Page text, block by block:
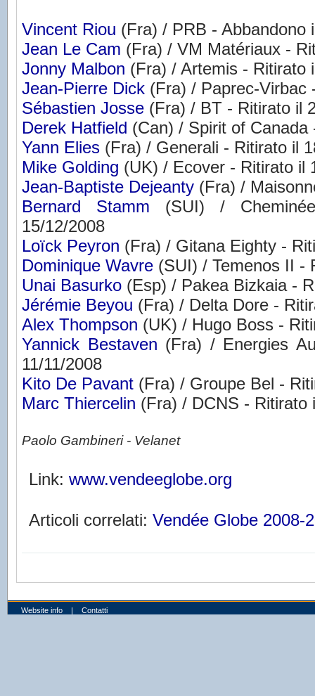
Vincent Riou (Fra) / PRB - Abbandono
Jean Le Cam (Fra) / VM Matériaux -
Jonny Malbon (Fra) / Artemis - Ritirato
Jean-Pierre Dick (Fra) / Paprec-Virbac
Sébastien Josse (Fra) / BT - Ritirato il
Derek Hatfield (Can) / Spirit of
Yann Elies (Fra) / Generali - Ritirato il
Mike Golding (UK) / Ecover - Ritirato il
Jean-Baptiste Dejeanty (Fra) /
Bernard Stamm (SUI) /
15/12/2008
Loïck Peyron (Fra) / Gitana Eighty -
Dominique Wavre (SUI) / Temenos II -
Unai Basurko (Esp) / Pakea Bizkaia -
Jérémie Beyou (Fra) / Delta Dore -
Alex Thompson (UK) / Hugo Boss -
Yannick Bestaven (Fra) / Energies
11/11/2008
Kito De Pavant (Fra) / Groupe Bel -
Marc Thiercelin (Fra) / DCNS - Ritirato
Paolo Gambineri - Velanet
Link: www.vendeeglobe.org
Articoli correlati: Vendée Globe 2008-
Website info | Contatti